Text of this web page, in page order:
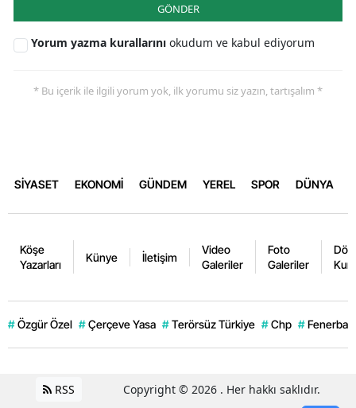
GÖNDER
Yorum yazma kurallarını okudum ve kabul ediyorum
* Bu içerik ile ilgili yorum yok, ilk yorumu siz yazın, tartışalım *
SİYASET EKONOMİ GÜNDEM YEREL SPOR DÜNYA
Köşe
Yazarları
Künye İletişim
Video
Galeriler
Foto
Galeriler
# Özgür Özel # Çerçeve Yasa # Terörsüz Türkiye # Chp #
RSS Copyright © 2026 . Her hakkı saklıdır.